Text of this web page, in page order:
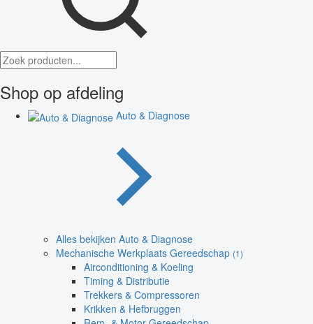
Shop op afdeling
Auto & Diagnose
Alles bekijken Auto & Diagnose
Mechanische Werkplaats Gereedschap (1)
Airconditioning & Koeling
Timing & Distributie
Trekkers & Compressoren
Krikken & Hefbruggen